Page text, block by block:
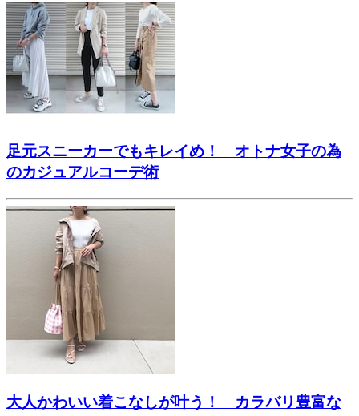
足元スニーカーでもキレイめ！ オトナ女子の為
のカジュアルコーデ術
大人かわいい着こなしが叶う！ カラバリ豊富な